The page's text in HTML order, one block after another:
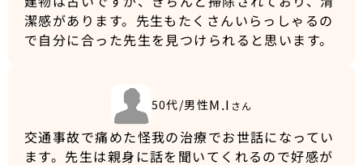
潔感があります。先生もたくさんいらっしゃるの
で自分に合った先生を見つけられると思います。
50代/男性M.I さん
交通事故で痛めた怪我の治療でお世話になってい
ます。先生は親身に話を聞いてくれるので好感が